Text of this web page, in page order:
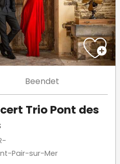
Beendet
Trio Pont des
Pair-sur-Mer